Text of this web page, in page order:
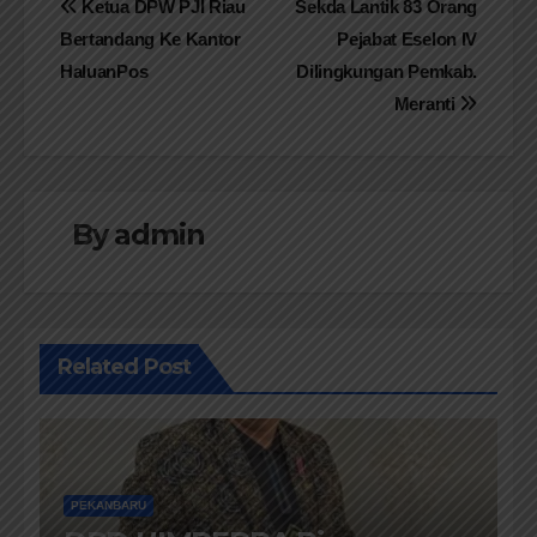
Navigasi
pos
Sekda Lantik 83 Orang
Pejabat Eselon IV
Dilingkungan Pemkab.
Meranti
Ketua DPW PJI Riau
Bertandang Ke Kantor
HaluanPos
Byadmin
Related Post
PEKANBARU